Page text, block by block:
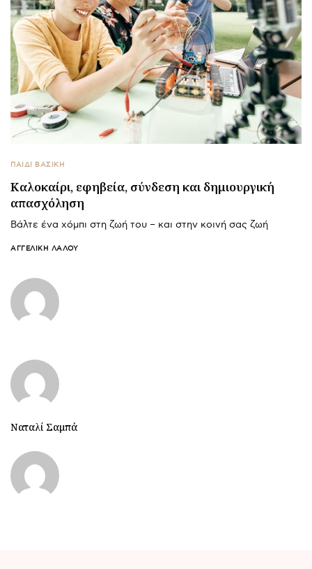
ΠΑΙΔΙ ΒΑΣΙΚΉ
Καλοκαίρι, εφηβεία, σύνδεση και δημιουργική
απασχόληση
Βάλτε ένα χόμπι στη ζωή του – και στην κοινή σας ζωή
ΑΓΓΕΛΙΚΉ ΛΆΛΟΥ
Ναταλί Σαμπά